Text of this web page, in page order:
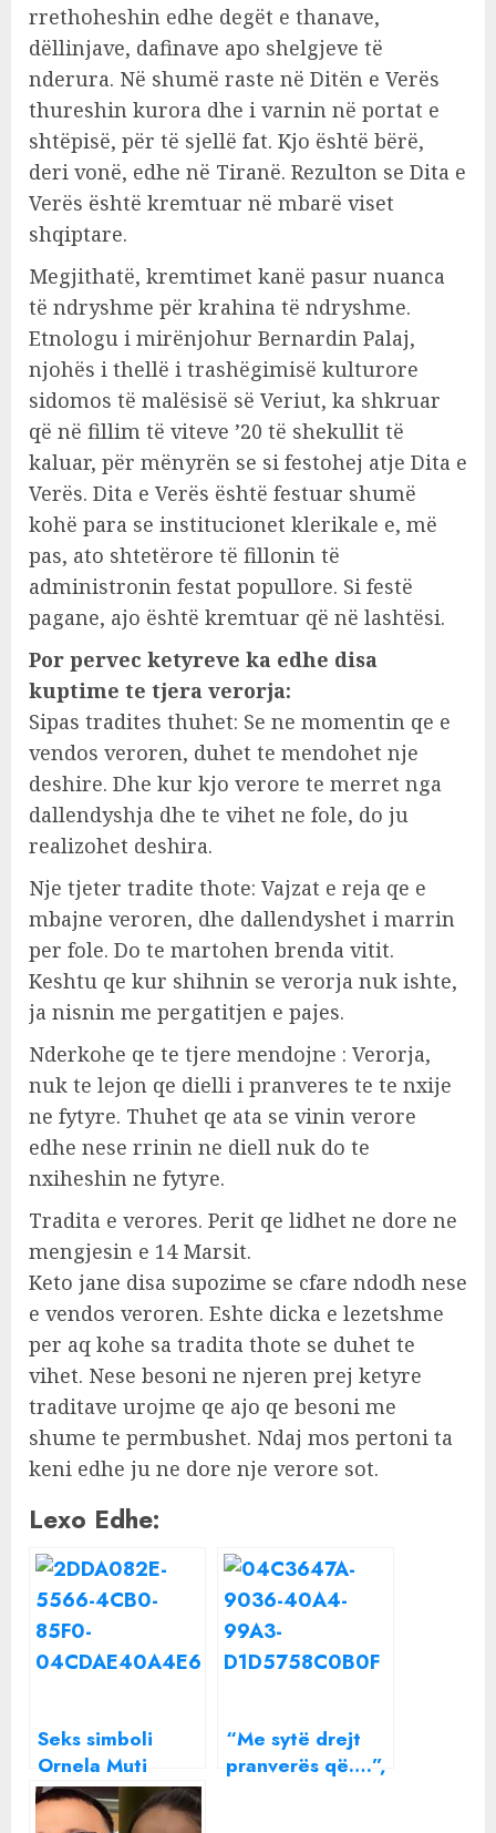
rrethoheshin edhe degët e thanave,
dëllinjave, dafinave apo shelgjeve të
nderura. Në shumë raste në Ditën e Verës
thureshin kurora dhe i varnin në portat e
shtëpisë, për të sjellë fat. Kjo është bërë,
deri vonë, edhe në Tiranë. Rezulton se Dita e
Verës është kremtuar në mbarë viset
shqiptare.
Megjithatë, kremtimet kanë pasur nuanca
të ndryshme për krahina të ndryshme.
Etnologu i mirënjohur Bernardin Palaj,
njohës i thellë i trashëgimisë kulturore
sidomos të malësisë së Veriut, ka shkruar
që në fillim të viteve ’20 të shekullit të
kaluar, për mënyrën se si festohej atje Dita e
Verës. Dita e Verës është festuar shumë
kohë para se institucionet klerikale e, më
pas, ato shtetërore të fillonin të
administronin festat popullore. Si festë
pagane, ajo është kremtuar që në lashtësi.
Por pervec ketyreve ka edhe disa
kuptime te tjera verorja:
Sipas tradites thuhet: Se ne momentin qe e
vendos veroren, duhet te mendohet nje
deshire. Dhe kur kjo verore te merret nga
dallendyshja dhe te vihet ne fole, do ju
realizohet deshira.
Nje tjeter tradite thote: Vajzat e reja qe e
mbajne veroren, dhe dallendyshet i marrin
per fole. Do te martohen brenda vitit.
Keshtu qe kur shihnin se verorja nuk ishte,
ja nisnin me pergatitjen e pajes.
Nderkohe qe te tjere mendojne : Verorja,
nuk te lejon qe dielli i pranveres te te nxije
ne fytyre. Thuhet qe ata se vinin verore
edhe nese rrinin ne diell nuk do te
nxiheshin ne fytyre.
Tradita e verores. Perit qe lidhet ne dore ne
mengjesin e 14 Marsit.
Keto jane disa supozime se cfare ndodh nese
e vendos veroren. Eshte dicka e lezetshme
per aq kohe sa tradita thote se duhet te
vihet. Nese besoni ne njeren prej ketyre
traditave urojme qe ajo qe besoni me
shume te permbushet. Ndaj mos pertoni ta
keni edhe ju ne dore nje verore sot.
Lexo Edhe:
Seks simboli
Ornela Muti
shokon me
deklaratën: I dua
“Me sytë drejt
pranverës që….”,